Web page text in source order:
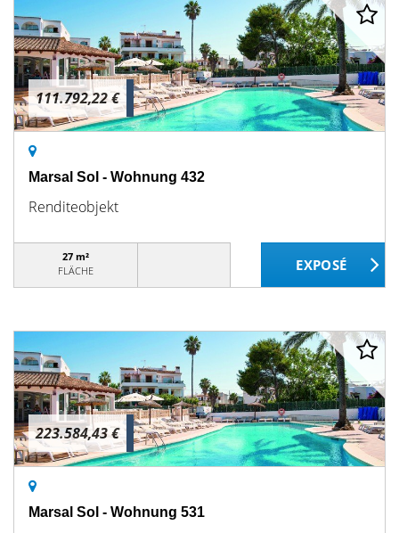
111.792,22 €
Marsal Sol - Wohnung 432
Renditeobjekt
27 m²
FLÄCHE
223.584,43 €
Marsal Sol - Wohnung 531